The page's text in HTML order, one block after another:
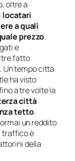
oltre a
locatari
a quali
prezzo.
e
fatto
Un tempo città
ha visto
a tre volte la
città
tetto.
un reddito
traffico è
della